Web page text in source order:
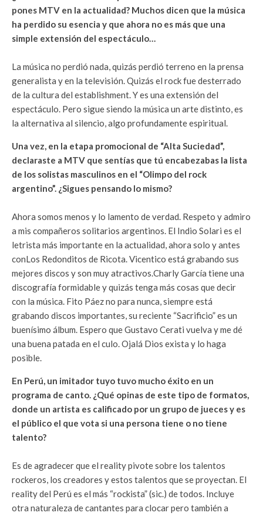
pones MTV en la actualidad? Muchos dicen que la música
ha perdido su esencia y que ahora no es más que una
simple extensión del espectáculo…
La música no perdió nada, quizás perdió terreno en la prensa
generalista y en la televisión. Quizás el rock fue desterrado
de la cultura del establishment. Y es una extensión del
espectáculo. Pero sigue siendo la música un arte distinto, es
la alternativa al silencio, algo profundamente espiritual.
Una vez, en la etapa promocional de “Alta Suciedad”,
declaraste a MTV que sentías que tú encabezabas la lista
de los solistas masculinos en el “Olimpo del rock
argentino”. ¿Sigues pensando lo mismo?
Ahora somos menos y lo lamento de verdad. Respeto y admiro
a mis compañeros solitarios argentinos. El Indio Solari es el
letrista más importante en la actualidad, ahora solo y antes
conLos Redonditos de Ricota. Vicentico está grabando sus
mejores discos y son muy atractivos.Charly García tiene una
discografía formidable y quizás tenga más cosas que decir
con la música. Fito Páez no para nunca, siempre está
grabando discos importantes, su reciente “Sacrificio” es un
buenísimo álbum. Espero que Gustavo Cerati vuelva y me dé
una buena patada en el culo. Ojalá Dios exista y lo haga
posible.
En Perú, un imitador tuyo tuvo mucho éxito en un
programa de canto. ¿Qué opinas de este tipo de formatos,
donde un artista es calificado por un grupo de jueces y es
el público el que vota si una persona tiene o no tiene
talento?
Es de agradecer que el reality pivote sobre los talentos
rockeros, los creadores y estos talentos que se proyectan. El
reality del Perú es el más “rockista” (sic.) de todos. Incluye
otra naturaleza de cantantes para clocar pero también a